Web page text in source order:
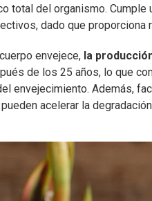
total del organismo.
dado que proporciona
envejece, la
de los 25 años, lo que
envejecimiento. Además,
acelerar la